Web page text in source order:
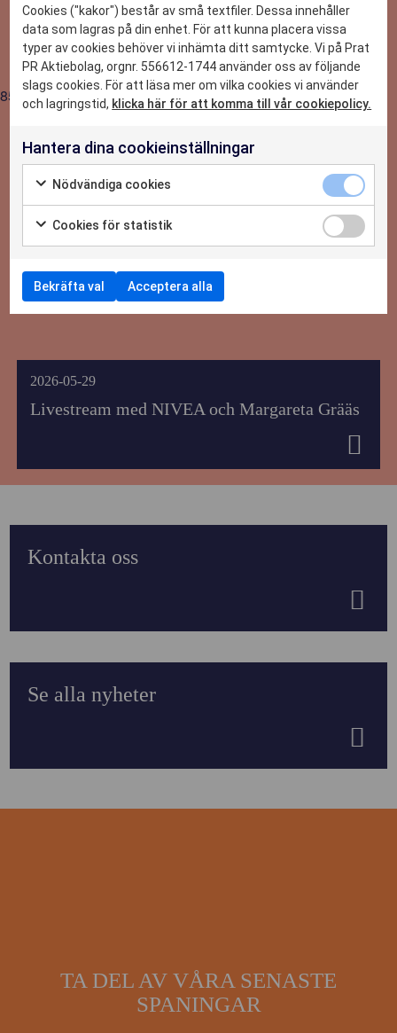
DET HÄR KAN VI
CASE
NYHETER
OM OSS
KONTAKTA OSS
som följer med mig länge
8554
2026-05-29
Livestream med NIVEA och Margareta Grääs
Kontakta oss
Se alla nyheter
TA DEL AV VÅRA SENASTE
SPANINGAR
Cookies ("kakor") består av små textfiler. Dessa innehåller
data som lagras på din enhet. För att kunna placera vissa
typer av cookies behöver vi inhämta ditt samtycke. Vi på Prat
PR Aktiebolag, orgnr. 556612-1744 använder oss av följande
slags cookies. För att läsa mer om vilka cookies vi använder
och lagringstid, klicka här för att komma till vår cookiepolicy.
Hantera dina cookieinställningar
Nödvändiga cookies
Cookies för statistik
Bekräfta val Acceptera alla